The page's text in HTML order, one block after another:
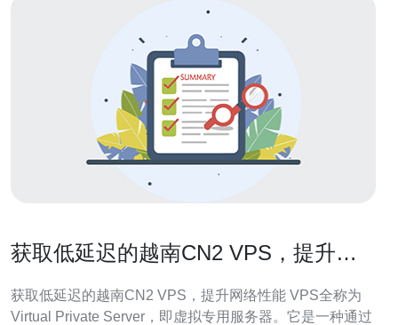
获取低延迟的越南CN2 VPS，提升网
获取低延迟的越南CN2 VPS，提升网络性能 VPS全称为
Virtual Private Server，即虚拟专用服务器。它是一种通过